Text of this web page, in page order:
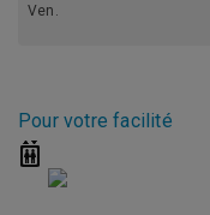
Ven.
Pour votre facilité